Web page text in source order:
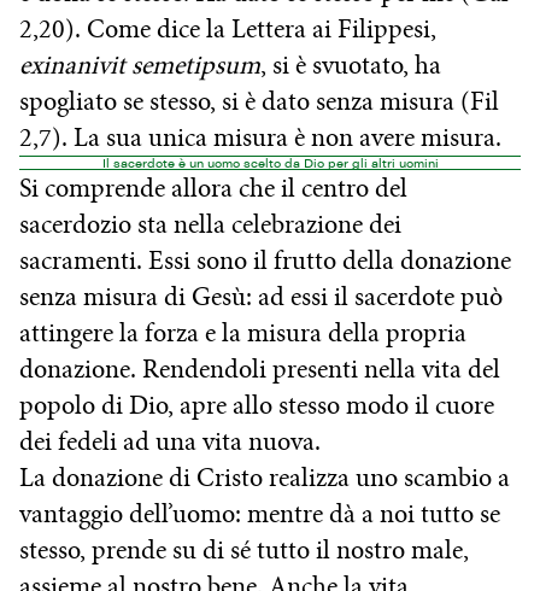
2,20). Come dice la Lettera ai Filippesi,
exinanivit semetipsum, si è svuotato, ha
spogliato se stesso, si è dato senza misura (Fil
2,7). La sua unica misura è non avere misura.
Il sacerdote è un uomo scelto da Dio per gli altri uomini
Si comprende allora che il centro del
sacerdozio sta nella celebrazione dei
sacramenti. Essi sono il frutto della donazione
senza misura di Gesù: ad essi il sacerdote può
attingere la forza e la misura della propria
donazione. Rendendoli presenti nella vita del
popolo di Dio, apre allo stesso modo il cuore
dei fedeli ad una vita nuova.
La donazione di Cristo realizza uno scambio a
vantaggio dell’uomo: mentre dà a noi tutto se
stesso, prende su di sé tutto il nostro male,